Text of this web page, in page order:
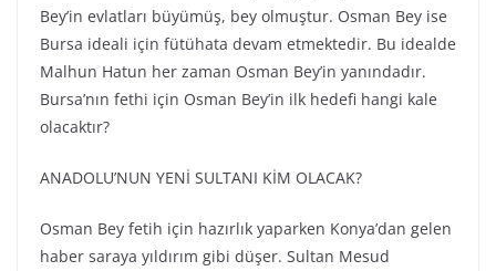
Bey’in evlatları büyümüş, bey olmuştur. Osman Bey ise
Bursa ideali için fütühata devam etmektedir. Bu idealde
Malhun Hatun her zaman Osman Bey’in yanındadır.
Bursa’nın fethi için Osman Bey’in ilk hedefi hangi kale
olacaktır?
ANADOLU’NUN YENİ SULTANI KİM OLACAK?
Osman Bey fetih için hazırlık yaparken Konya’dan gelen
haber saraya yıldırım gibi düşer. Sultan Mesud